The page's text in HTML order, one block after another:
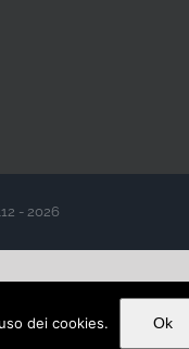
- 2026
dei cookies. Ok